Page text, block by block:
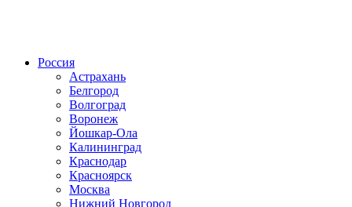
Россия
Астрахань
Белгород
Волгоград
Воронеж
Йошкар-Ола
Калининград
Краснодар
Красноярск
Москва
Нижний Новгород